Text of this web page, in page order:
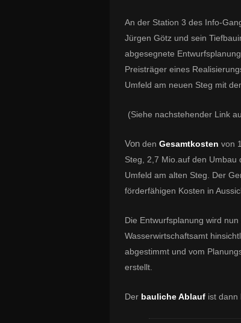
An der Station 3 des Info-
Jürgen Götz und sein
abgesegnete
Preisträger eines
Umfeld am neuen Steg mit
(Siehe nachstehender Link
Von den Gesamtkosten von
Steg, 2,7 Mio.auf den
Umfeld am alten Steg. Der
förderfähigen Kosten in
Die Entwurfsplanung wird
Wasserwirtschaftsamt
abgestimmt und vom
erstellt.
Der bauliche Ablauf ist dann